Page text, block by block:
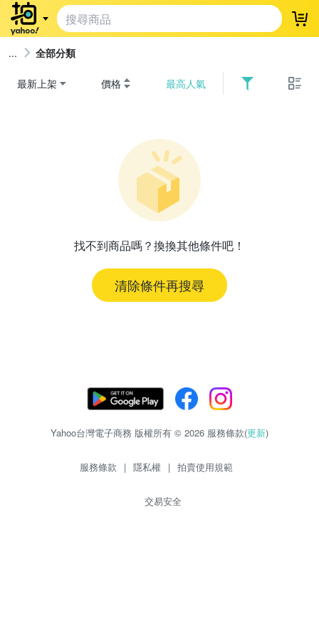
登
全部分類
最新上架 價格 最高人氣
找不到商品嗎？換換其他條件吧！
清除條件再搜尋
Yahoo台灣電子商務 版權所有 © 2026 服務條款(更新)
服務條款 | 隱私權 | 拍賣使用規範
交易安全